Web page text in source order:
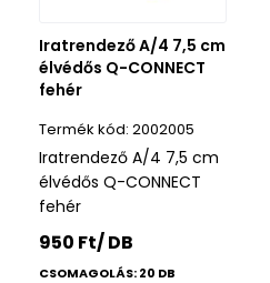
Iratrendező A/4 7,5 cm
élvédős Q-CONNECT
fehér
2002005
Iratrendező A/4 7,5 cm
élvédős Q-CONNECT
fehér
950 Ft/ DB
CSOMAGOLÁS: 20 DB